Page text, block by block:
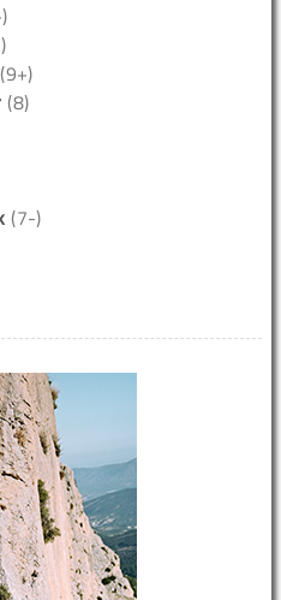
(9+)
(8)
(7-)